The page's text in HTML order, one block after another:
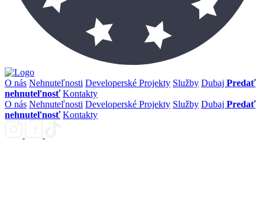
O nás Nehnuteľnosti Developerské Projekty Služby Dubaj Predať
nehnuteľnosť Kontakty
O nás Nehnuteľnosti Developerské Projekty Služby Dubaj Predať
nehnuteľnosť Kontakty